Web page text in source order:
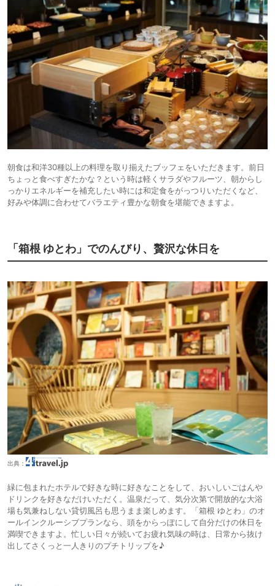
朝食は和洋30種以上の料理を取り揃えたブッフェをいただきます。前日
ちょっと食べすぎたかな？という時は軽くサラダやフルーツ、朝からし
っかりエネルギーを補充したい時には和定食をがっつりいただくなど、
好みや体調に合わせてバラエティ豊かな朝食を堪能できますよ。
「箱根 ゆとわ」でのんびり、贅沢な休日を
出典：
緑に包まれたホテルで好きな時に好きなことをして、おいしいごはんや
ドリンクを好きなだけいただく。温泉だって、気分次第で開放的な大浴
場も気兼ねしない貸切風呂も思うまま楽しめます。「箱根 ゆとわ」のオ
ールインクルーシブプランなら、頭をからっぽにして自分だけの休日を
満喫できますよ。忙しい日々が続いてお疲れ気味の時は、日常から抜け
出してさくっと一人きりのプチトリップを♪